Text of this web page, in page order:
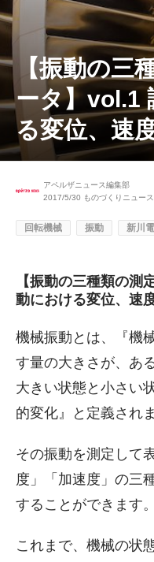
【振動の三
ータ】vol.1
る変位、速
アペルザニュース編集部
2017/5/30 ものづくりニュース
回転機械 振動 新川
【振動の三種類の
動における変位、速
機械振動とは、『機
す量の大きさが、あ
大きい状態と小さい
的変化』と定義されま
その振動を測定して
度」「加速度」の三
することができます。
これまで、機械の状